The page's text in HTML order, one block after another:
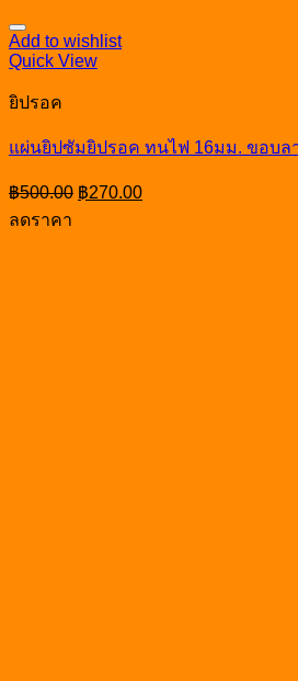
Add to wishlist
Quick View
ยิปรอค
แผ่นยิปซัมยิปรอค ทนไฟ 16มม. ขอบล
฿500.00 Original
price
฿270.00Current
price
ลดราคา